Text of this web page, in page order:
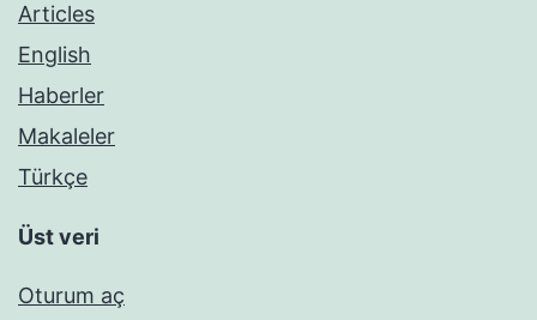
Articles
English
Haberler
Makaleler
Türkçe
Üst veri
Oturum aç